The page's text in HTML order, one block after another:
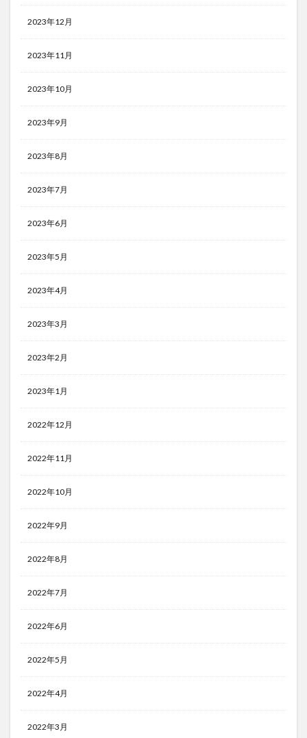
2023年12月
2023年11月
2023年10月
2023年9月
2023年8月
2023年7月
2023年6月
2023年5月
2023年4月
2023年3月
2023年2月
2023年1月
2022年12月
2022年11月
2022年10月
2022年9月
2022年8月
2022年7月
2022年6月
2022年5月
2022年4月
2022年3月